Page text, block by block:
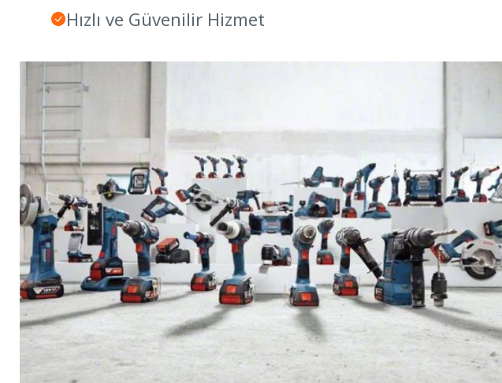
Hızlı ve Güvenilir Hizmet